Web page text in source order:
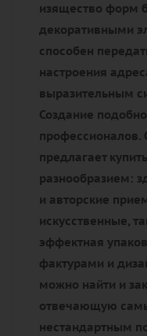
изящество форм
декоративными
способен
настроения
выразительным
Создание
профессионалов.
предлагает
разнообразием:
и авторские
искусственные,
эффектная
фактурами и
можно найти и
отвечающую
нестандартным